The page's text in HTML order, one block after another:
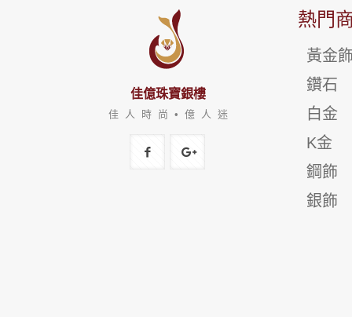
佳億珠寶銀樓
佳 人 時 尚 • 億 人 迷
熱門
黃金
鑽石
白金
K金
鋼飾
銀飾